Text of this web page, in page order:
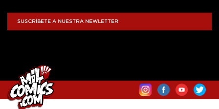
SUSCRÍBETE A NUESTRA NEWLETTER